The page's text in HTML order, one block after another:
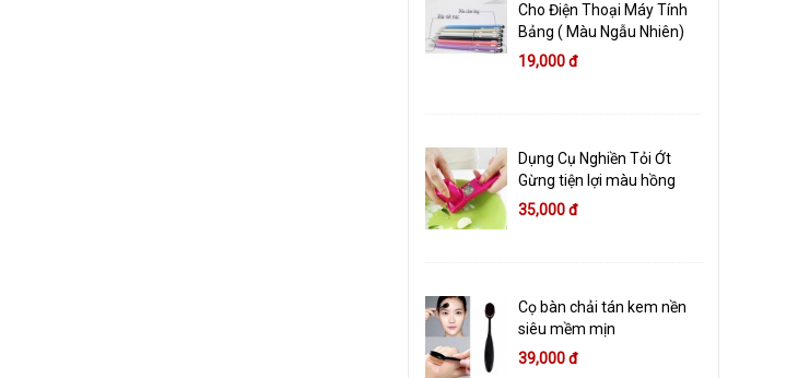
Cho Điện Thoại Máy Tính
Bảng ( Màu Ngẫu Nhiên)
19,000 đ
Dụng Cụ Nghiền Tỏi Ớt
Gừng tiện lợi màu hồng
35,000 đ
Cọ bàn chải tán kem nền
siêu mềm mịn
39,000 đ